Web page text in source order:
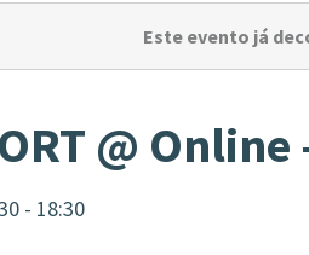
Este evento já
@
- 18:30